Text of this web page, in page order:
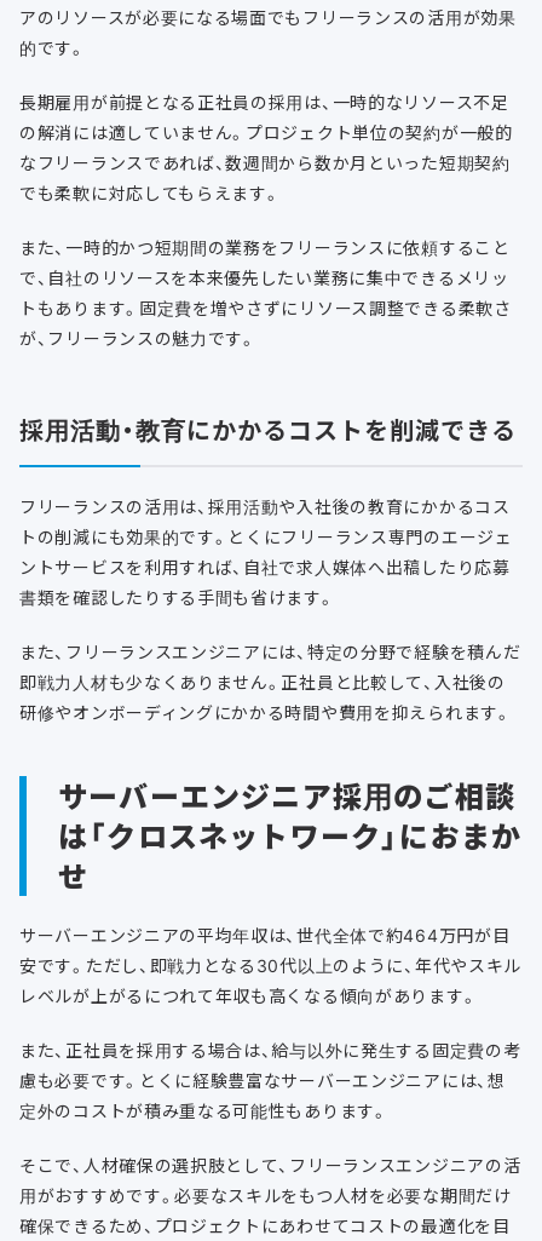
アのリソースが必要になる場面でもフリーランスの活用が効果
的です。
長期雇用が前提となる正社員の採用は、一時的なリソース不足
の解消には適していません。プロジェクト単位の契約が一般的
なフリーランスであれば、数週間から数か月といった短期契約
でも柔軟に対応してもらえます。
また、一時的かつ短期間の業務をフリーランスに依頼すること
で、自社のリソースを本来優先したい業務に集中できるメリッ
トもあります。固定費を増やさずにリソース調整できる柔軟さ
が、フリーランスの魅力です。
採用活動・教育にかかるコストを削減できる
フリーランスの活用は、採用活動や入社後の教育にかかるコス
トの削減にも効果的です。とくにフリーランス専門のエージェ
ントサービスを利用すれば、自社で求人媒体へ出稿したり応募
書類を確認したりする手間も省けます。
また、フリーランスエンジニアには、特定の分野で経験を積んだ
即戦力人材も少なくありません。正社員と比較して、入社後の
研修やオンボーディングにかかる時間や費用を抑えられます。
サーバーエンジニア採用のご相談
は「クロスネットワーク」におまか
せ
サーバーエンジニアの平均年収は、世代全体で約464万円が目
安です。ただし、即戦力となる30代以上のように、年代やスキル
レベルが上がるにつれて年収も高くなる傾向があります。
また、正社員を採用する場合は、給与以外に発生する固定費の考
慮も必要です。とくに経験豊富なサーバーエンジニアには、想
定外のコストが積み重なる可能性もあります。
そこで、人材確保の選択肢として、フリーランスエンジニアの活
用がおすすめです。必要なスキルをもつ人材を必要な期間だけ
確保できるため、プロジェクトにあわせてコストの最適化を目